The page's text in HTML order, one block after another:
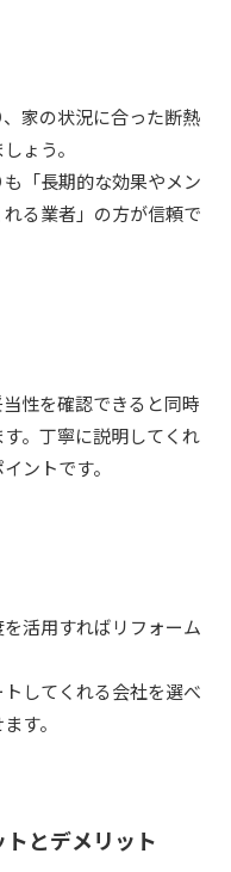
家の状況に合った断熱
ょう。
も「長期的な効果やメン
る業者」の方が信頼で
性を確認できると同時
。丁寧に説明してくれ
ントです。
活用すればリフォーム
してくれる会社を選べ
す。
とデメリット